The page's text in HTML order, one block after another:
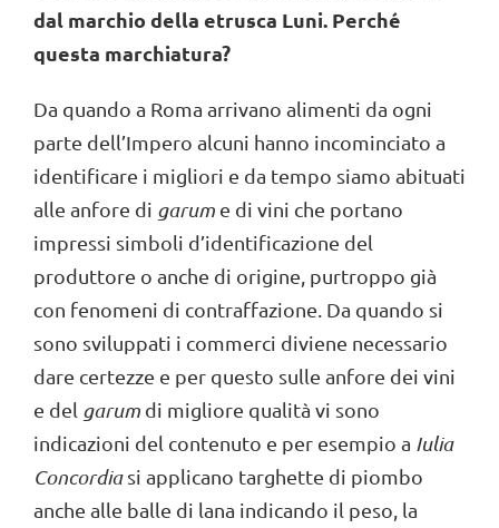
dal marchio della etrusca Luni. Perché
questa marchiatura?
Da quando a Roma arrivano alimenti da ogni
parte dell’Impero alcuni hanno incominciato a
identificare i migliori e da tempo siamo abituati
alle anfore di garum e di vini che portano
impressi simboli d’identificazione del
produttore o anche di origine, purtroppo già
con fenomeni di contraffazione. Da quando si
sono sviluppati i commerci diviene necessario
dare certezze e per questo sulle anfore dei vini
e del garum di migliore qualità vi sono
indicazioni del contenuto e per esempio a Iulia
Concordiasi applicano targhette di piombo
anche alle balle di lana indicando il peso, la